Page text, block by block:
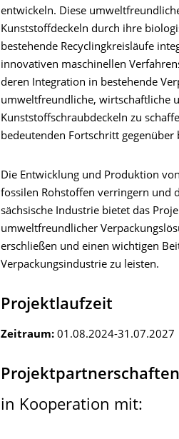
entwickeln. Diese
Kunststoffdeckeln durch ihre
bestehende Recyclingkreisläufe
innovativen maschinellen
deren Integration in bestehende
umweltfreundliche, wirtschaftliche
Kunststoffschraubdeckeln zu
bedeutenden Fortschritt gegenüber
Die Entwicklung und Produktion
fossilen Rohstoffen verringern und
sächsische Industrie bietet das
umweltfreundlicher
erschließen und einen wichtigen
Verpackungsindustrie zu leisten.
Projektlaufzeit
Zeitraum: 01.08.2024-31.07.2027
Projektpartnerschaften
in Kooperation mit: